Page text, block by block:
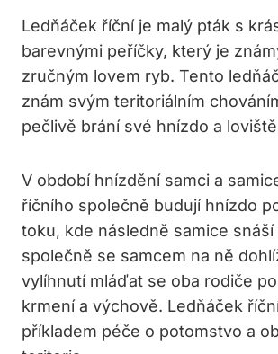
Ledňáček říční je malý pták s
barevnými peříčky, který je
zručným lovem ryb. Tento
znám svým teritoriálním
pečlivě brání své hnízdo a
V období hnízdění samci a
říčního společně budují hnízdo
toku, kde následně samice snáší
společně se samcem na ně
vylíhnutí mláďat se oba rodiče
krmení a výchově. Ledňáček
příkladem péče o potomstvo a